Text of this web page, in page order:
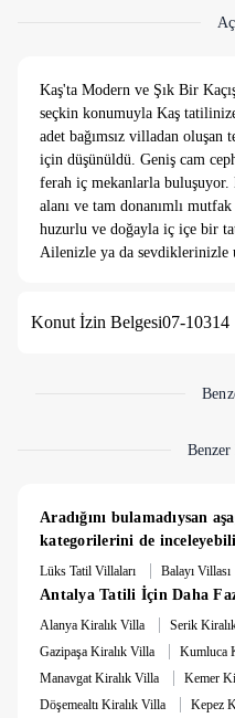
Kaş'ta Modern ve Şık Bir
seçkin konumuyla Kaş
adet bağımsız villadan oluşan
için düşünüldü. Geniş cam
ferah iç mekanlarla
alanı ve tam donanımlı
huzurlu ve doğayla iç içe bir
Ailenizle ya da sevdiklerinizle
Konut İzin Belgesi07-10314
Aradığını bulamadıysan
kategorilerini de
Lüks Tatil Villaları | Balayı Villası
Antalya Tatili İçin Daha
Alanya Kiralık Villa | Serik
Gazipaşa Kiralık Villa | Kumluca
Manavgat Kiralık Villa | Kemer
Döşemealtı Kiralık Villa | Kepez